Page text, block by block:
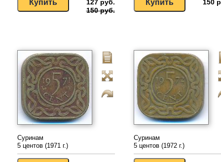
127 руб.
150 руб.
150
Суринам
5 центов (1971 г.)
Суринам
5 центов (1972 г.)